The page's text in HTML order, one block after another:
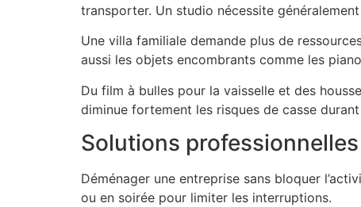
transporter. Un studio nécessite
Une villa familiale demande plus de
aussi les objets encombrants comme les
Du film à bulles pour la vaisselle et des
diminue fortement les risques de casse
Solutions
Déménager une entreprise sans bloquer
ou en soirée pour limiter les interruptions.